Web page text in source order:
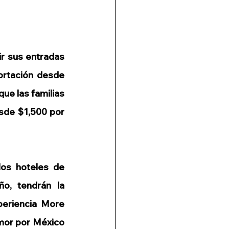
sus entradas
desde
las familias
$1,500 por
hoteles de
tendrán la
More
por México